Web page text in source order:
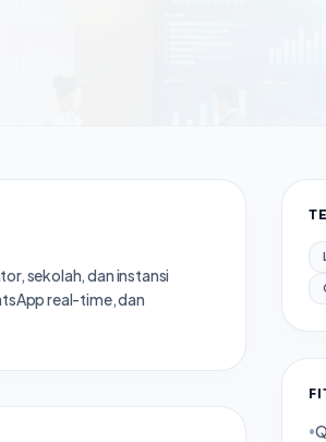
sekolah, dan instansi
real-time, dan
•